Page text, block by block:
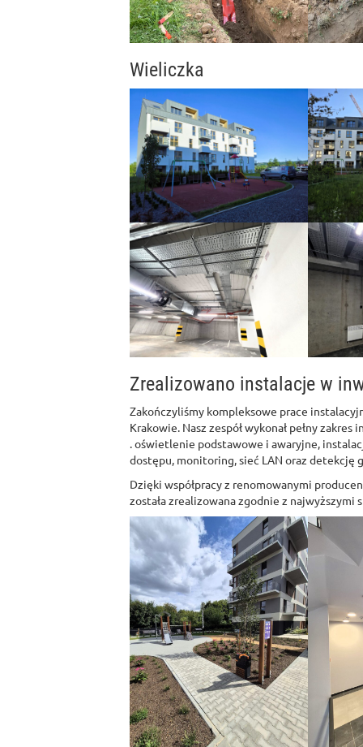
Wieliczka
Zrealizowano instalacje w
Zakończyliśmy kompleksowe prace
Krakowie. Nasz zespół wykonał pełny
. oświetlenie podstawowe i awaryjne,
dostępu, monitoring, sieć LAN oraz detekcję
Dzięki współpracy z renomowanymi
została zrealizowana zgodnie z